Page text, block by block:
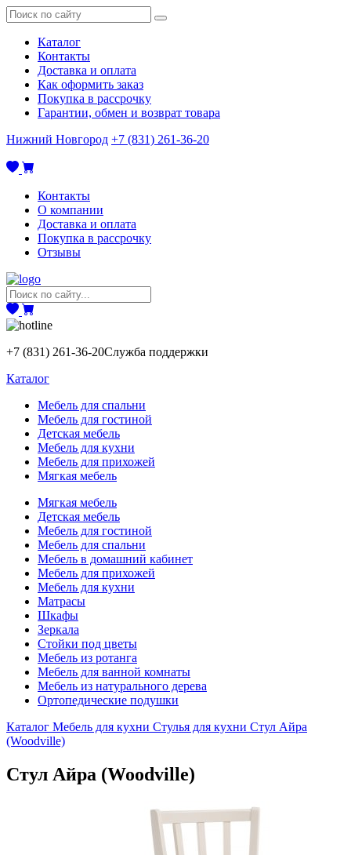
Каталог
Контакты
Доставка и оплата
Как оформить заказ
Покупка в рассрочку
Гарантии, обмен и возврат товара
Нижний Новгород +7 (831) 261-36-20
Контакты
О компании
Доставка и оплата
Покупка в рассрочку
Отзывы
+7 (831) 261-36-20Служба поддержки
Каталог
Мебель для спальни
Мебель для гостиной
Детская мебель
Мебель для кухни
Мебель для прихожей
Мягкая мебель
Мягкая мебель
Детская мебель
Мебель для гостиной
Мебель для спальни
Мебель в домашний кабинет
Мебель для прихожей
Мебель для кухни
Матрасы
Шкафы
Зеркала
Стойки под цветы
Мебель из ротанга
Мебель для ванной комнаты
Мебель из натурального дерева
Ортопедические подушки
Каталог Мебель для кухни Стулья для кухни Стул Айра
(Woodville)
Стул Айра (Woodville)